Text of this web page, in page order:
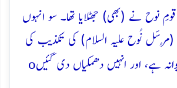
نوح نے (بھی) جھٹلایا تھا۔ سو انہوں
نُوح علیہ السلام) کی تکذیب کی
ہے، اور انہیں دھمکیاں دی گئیںo